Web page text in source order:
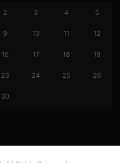
2 3 4 5
9 10 11 12
16 17 18 19
23 24 25 26
30